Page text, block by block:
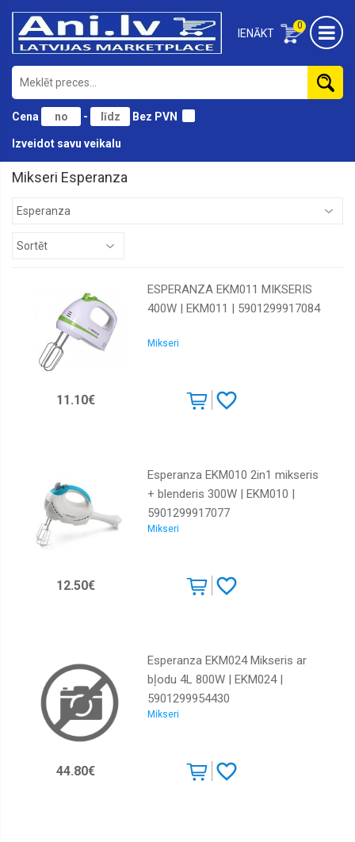
0
IENĀKT
Cena - Bez PVN
Izveidot savu veikalu
Mikseri Esperanza
ESPERANZA EKM011 MIKSERIS
400W | EKM011 | 5901299917084
Mikseri
11.10€
Esperanza EKM010 2in1 mikseris
+ blenderis 300W | EKM010 |
5901299917077
Mikseri
12.50€
Esperanza EKM024 Mikseris ar
bļodu 4L 800W | EKM024 |
5901299954430
Mikseri
44.80€